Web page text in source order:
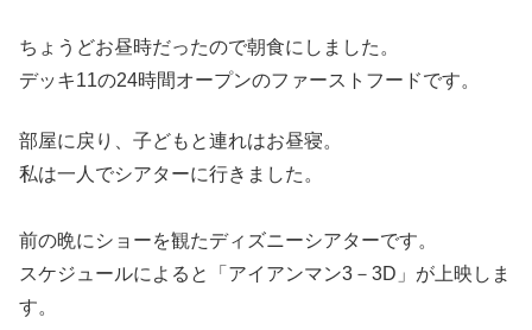
ちょうどお昼時だったので朝食にしました。
デッキ11の24時間オープンのファーストフードです。
部屋に戻り、子どもと連れはお昼寝。
私は一人でシアターに行きました。
前の晩にショーを観たディズニーシアターです。
スケジュールによると「アイアンマン3－3D」が上映しま
す。